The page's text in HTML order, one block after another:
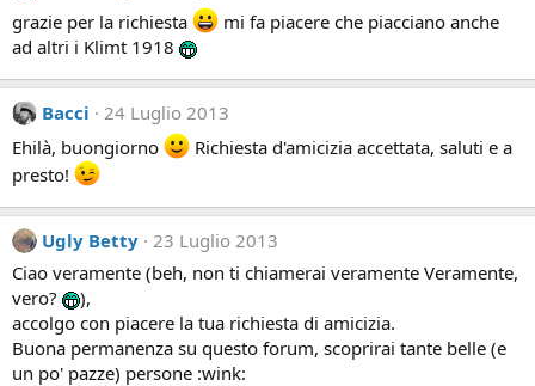
grazie per la richiesta
mi fa piacere che piacciano anche
ad altri i Klimt 1918
Bacci
24 Luglio 2013
Ehilà, buongiorno
Richiesta d'amicizia accettata, saluti e a
presto!
Ugly Betty 23 Luglio 2013
Ciao veramente (beh, non ti chiamerai veramente Veramente,
vero?
),
accolgo con piacere la tua richiesta di amicizia.
Buona permanenza su questo forum, scoprirai tante belle (e
un po' pazze) persone :wink: